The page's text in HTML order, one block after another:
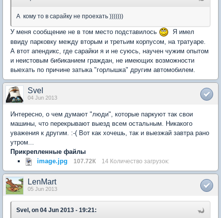
А кому то в сарайку не проехать )))))))
У меня сообщение не в том место подставилось
Я имел
ввиду парковку между вторым и третьим корпусом, на тратуаре.
А втот апендикс, где сарайки я и не суюсь, научен чужим опытом
и неистовым бибиканием граждан, не имеющих возможности
выехать по причине затыка "горлышка" другим автомобилем.
Svel
04 Jun 2013
Интересно, о чем думают "люди", которые паркуют так свои
машины, что перекрывают выезд всем остальным. Никакого
уважения к другим. :-( Вот как хочешь, так и выезжай завтра рано
утром...
Прикрепленные файлы
image.jpg
107.72К 14 Количество загрузок:
LenMart
05 Jun 2013
Svel, on 04 Jun 2013 - 19:21: